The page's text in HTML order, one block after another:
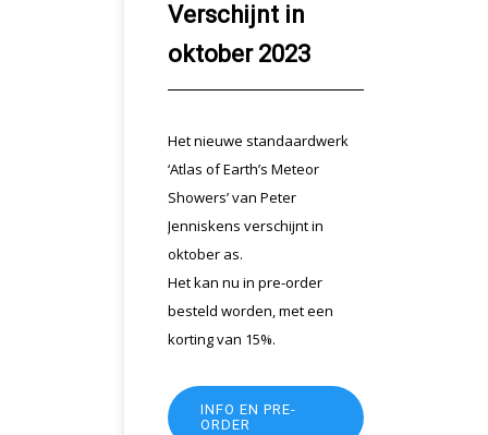
Verschijnt in
oktober 2023
Het nieuwe standaardwerk
‘Atlas of Earth’s Meteor
Showers’ van Peter
Jenniskens verschijnt in
oktober as.
Het kan nu in pre-order
besteld worden, met een
korting van 15%.
INFO EN PRE-
ORDER